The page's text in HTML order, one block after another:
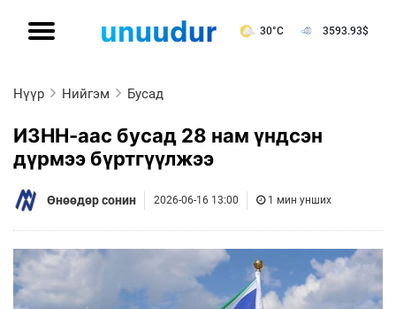
30°C 3593.93$
Нүүр Нийгэм Бусад
ИЗНН-аас бусад 28 нам үндсэн
дүрмээ бүртгүүлжээ
Өнөөдөр сонин 2026-06-16 13:00 1 мин унших